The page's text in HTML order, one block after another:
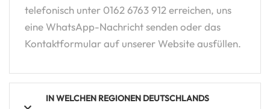
telefonisch unter 0162 6763 912 erreichen, uns
eine WhatsApp-Nachricht senden oder das
Kontaktformular auf unserer Website ausfüllen.
IN WELCHEN REGIONEN DEUTSCHLANDS